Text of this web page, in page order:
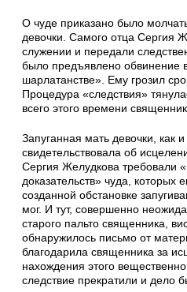
О чуде приказано было
девочки. Самого отца Сергия
служении и передали
было предъяв­лено обвинение
шарлатанст­ве». Ему грозил
Процедура «следствия»
всего этого времени
Запуганная мать девочки, как
свидетельствовала об
Сергия Желудкова требовали
доказательств» чуда, кото­рых
созданной обста­новке
мог. И тут, совершенно
старого пальто священника,
обнаружилось письмо от
благодарила свя­щенника за
нахож­дения этого
следствие прекратили и дело